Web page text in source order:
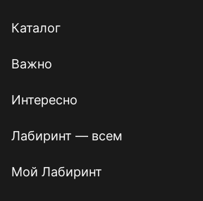
Каталог
Важно
Интересно
Лабиринт — всем
Мой Лабиринт